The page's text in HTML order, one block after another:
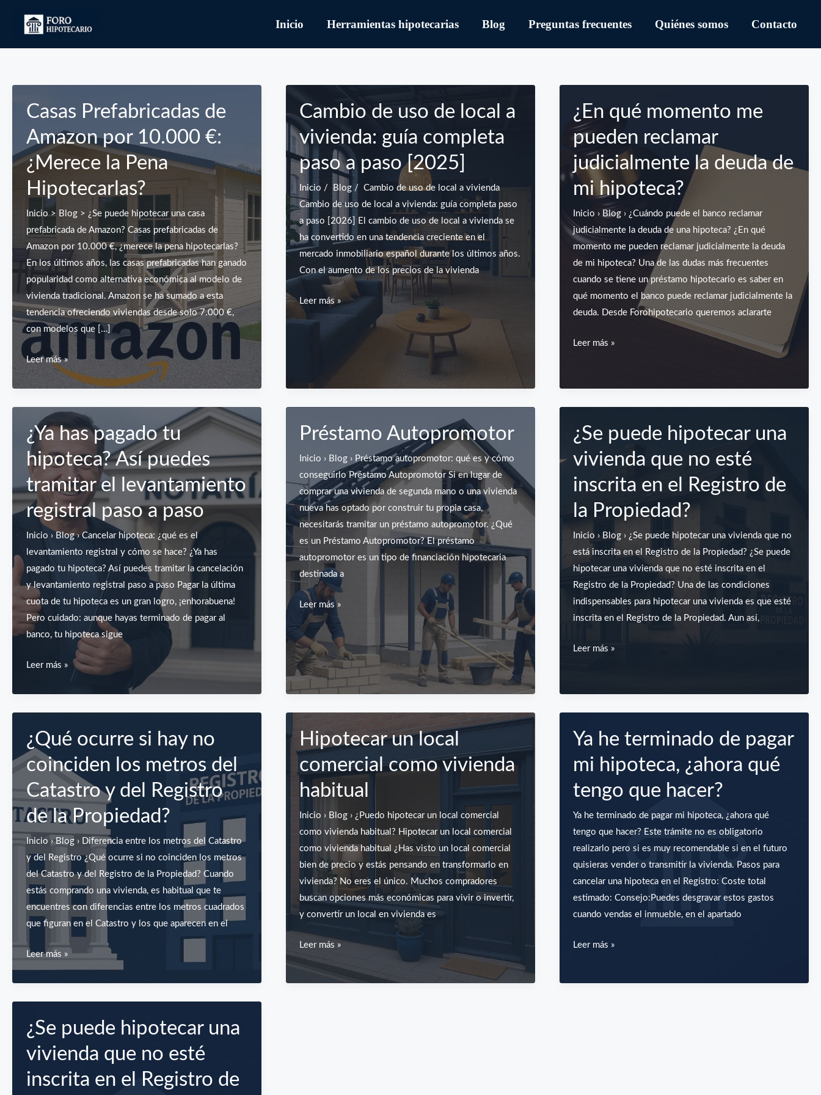
Inicio Herramientas hipotecarias Blog Preguntas frecuentes Quiénes somos Contacto
Casas Prefabricadas de
Amazon por 10.000 €:
¿Merece la Pena
Hipotecarlas?
Inicio > Blog > ¿Se puede hipotecar una casa
prefabricada de Amazon? Casas prefabricadas de
Amazon por 10.000 €, ¿merece la pena hipotecarlas?
En los últimos años, las casas prefabricadas han ganado
popularidad como alternativa económica al modelo de
vivienda tradicional. Amazon se ha sumado a esta
tendencia ofreciendo viviendas desde solo 7.000 €,
con modelos que […]
Casas
Prefabricadas
de
Amazon
por
10.000 €:
¿Merece
la
Pena
Hipotecarlas?
Leer más »
Cambio de uso de local a
vivienda: guía completa
paso a paso [2025]
Inicio / Blog / Cambio de uso de local a vivienda
Cambio de uso de local a vivienda: guía completa paso
a paso [2026] El cambio de uso de local a vivienda se
ha convertido en una tendencia creciente en el
mercado inmobiliario español durante los últimos años.
Con el aumento de los precios de la vivienda
Cambio
completa
paso
[2025]
Leer más »
¿En qué momento me
pueden reclamar
judicialmente la deuda de
mi hipoteca?
Inicio › Blog › ¿Cuándo puede el banco reclamar
judicialmente la deuda de una hipoteca? ¿En qué
momento me pueden reclamar judicialmente la deuda
de mi hipoteca? Una de las dudas más frecuentes
cuando se tiene un préstamo hipotecario es saber en
qué momento el banco puede reclamar judicialmente la
deuda. Desde Forohipotecario queremos aclararte
¿En
me
pueden
reclamar
judicialmente
la
de
mi
Leer más »
¿Ya has pagado tu
hipoteca? Así puedes
tramitar el levantamiento
registral paso a paso
Inicio › Blog › Cancelar hipoteca: ¿qué es el
levantamiento registral y cómo se hace? ¿Ya has
pagado tu hipoteca? Así puedes tramitar la cancelación
y levantamiento registral paso a paso Pagar la última
cuota de tu hipoteca es un gran logro, ¡enhorabuena!
Pero cuidado: aunque hayas terminado de pagar al
banco, tu hipoteca sigue
¿Ya
pagado
tu
hipoteca?
Así
puedes
el
levantamiento
paso
a
paso
Leer más »
Préstamo Autopromotor
Inicio › Blog › Préstamo autopromotor: qué es y cómo
conseguirlo Préstamo Autopromotor Si en lugar de
comprar una vivienda de segunda mano o una vivienda
nueva has optado por construir tu propia casa,
necesitarás tramitar un préstamo autopromotor. ¿Qué
es un Préstamo Autopromotor? El préstamo
autopromotor es un tipo de financiación hipotecaria
destinada a
Préstamo
Autopromotor
Leer más »
¿Se puede hipotecar una
vivienda que no esté
inscrita en el Registro de
la Propiedad?
Inicio › Blog › ¿Se puede hipotecar una vivienda que no
está inscrita en el Registro de la Propiedad? ¿Se puede
hipotecar una vivienda que no esté inscrita en el
Registro de la Propiedad? Una de las condiciones
indispensables para hipotecar una vivienda es que esté
inscrita en el Registro de la Propiedad. Aun así,
¿Se
una
vivienda
que
no
esté
en
el
Registro
de
la
Propiedad?
Leer más »
¿Qué ocurre si hay no
coinciden los metros del
Catastro y del Registro
de la Propiedad?
Inicio › Blog › Diferencia entre los metros del Catastro
y del Registro ¿Qué ocurre si no coinciden los metros
del Catastro y del Registro de la Propiedad? Cuando
estás comprando una vivienda, es habitual que te
encuentres con diferencias entre los metros cuadrados
que figuran en el Catastro y los que aparecen en el
¿Qué
ocurre
hay
coinciden
los
del
Leer más »
Hipotecar un local
comercial como vivienda
habitual
Inicio › Blog › ¿Puedo hipotecar un local comercial
como vivienda habitual? Hipotecar un local comercial
como vivienda habitual ¿Has visto un local comercial
bien de precio y estás pensando en transformarlo en
vivienda? No eres el único. Muchos compradores
buscan opciones más económicas para vivir o invertir,
y convertir un local en vivienda es
Hipotecar
un
Leer más »
Ya he terminado de pagar
mi hipoteca, ¿ahora qué
tengo que hacer?
Ya he terminado de pagar mi hipoteca, ¿ahora qué
tengo que hacer? Este trámite no es obligatorio
realizarlo pero si es muy recomendable si en el futuro
quisieras vender o transmitir la vivienda. Pasos para
cancelar una hipoteca en el Registro: Coste total
estimado: Consejo:Puedes desgravar estos gastos
cuando vendas el inmueble, en el apartado
Ya
Leer más »
¿Se puede hipotecar una
vivienda que no esté
inscrita en el Registro de